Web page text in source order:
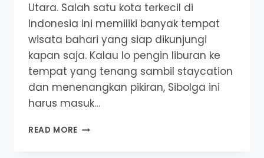
Utara. Salah satu kota terkecil di
Indonesia ini memiliki banyak tempat
wisata bahari yang siap dikunjungi
kapan saja. Kalau lo pengin liburan ke
tempat yang tenang sambil staycation
dan menenangkan pikiran, Sibolga ini
harus masuk…
READ MORE REKOMENDASI